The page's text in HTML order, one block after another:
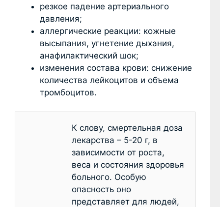
резкое падение артериального
давления;
аллергические реакции: кожные
высыпания, угнетение дыхания,
анафилактический шок;
изменения состава крови: снижение
количества лейкоцитов и объема
тромбоцитов.
К слову, смертельная доза
лекарства – 5-20 г, в
зависимости от роста,
веса и состояния здоровья
больного. Особую
опасность оно
представляет для людей,